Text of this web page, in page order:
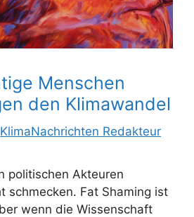
Menschen
den Klimawandel
KlimaNachrichten Redakteur
politischen Akteuren
schmecken. Fat Shaming ist
wenn die Wissenschaft